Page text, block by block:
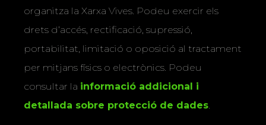
organitza la Xarxa Vives. Podeu exercir els
drets d’accés, rectificació, supressió,
portabilitat, limitació o oposició al tractament
per mitjans físics o electrònics. Podeu
consultar la informació addicional i
detallada sobre protecció de dades.